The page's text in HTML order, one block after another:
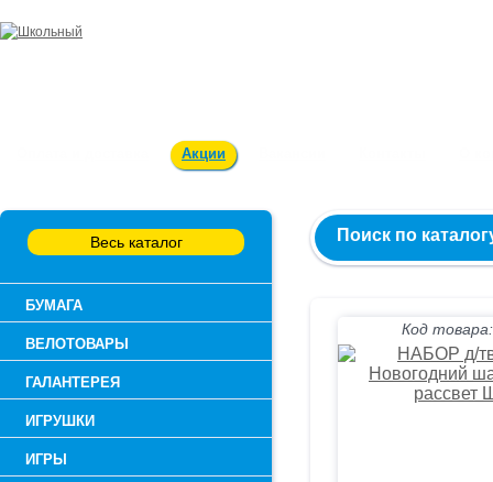
Акции
Весь каталог
БУМАГА
ВЕЛОТОВАРЫ
ГАЛАНТЕРЕЯ
ИГРУШКИ
ИГРЫ
Поиск по
Код